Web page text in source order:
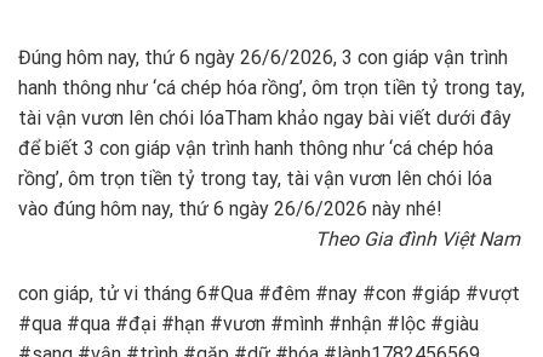
Đúng hôm nay, thứ 6 ngày 26/6/2026, 3 con giáp vận trình
hanh thông như ‘cá chép hóa rồng’, ôm trọn tiền tỷ trong tay,
tài vận vươn lên chói lóaTham khảo ngay bài viết dưới đây
để biết 3 con giáp vận trình hanh thông như ‘cá chép hóa
rồng’, ôm trọn tiền tỷ trong tay, tài vận vươn lên chói lóa
vào đúng hôm nay, thứ 6 ngày 26/6/2026 này nhé!
Theo Gia đình Việt Nam
con giáp, tử vi tháng 6#Qua #đêm #nay #con #giáp #vượt
#qua #qua #đại #hạn #vươn #mình #nhận #lộc #giàu